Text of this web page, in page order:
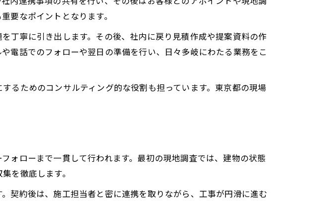
要なポイントとなります。
丁寧に引き出します。その後、社内に戻り見積作成や提案資料の作
電話でのフォローや翌日の準備を行い、日々多岐にわたる業務をこ
るためのコンサルティング的な役割も担っています。東京都の現場
ォローまで一貫して行われます。最初の現地調査では、建物の状態
を徹底します。
契約後は、施工担当者と密に連携を取りながら、工事が円滑に進む